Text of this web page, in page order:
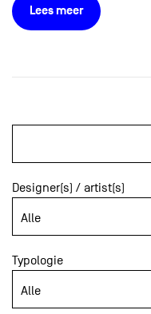
Lees meer
Designer(s) / artist(s)
Typologie